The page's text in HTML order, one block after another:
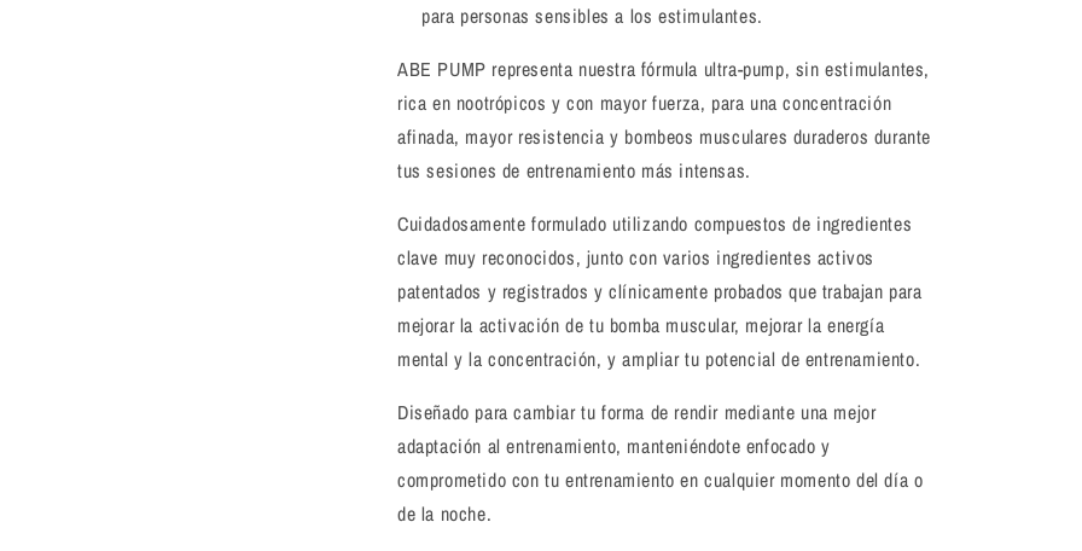
para personas sensibles a los estimulantes.
ABE PUMP representa nuestra fórmula ultra-pump, sin estimulantes,
rica en nootrópicos y con mayor fuerza, para una concentración
afinada, mayor resistencia y bombeos musculares duraderos durante
tus sesiones de entrenamiento más intensas.
Cuidadosamente formulado utilizando compuestos de ingredientes
clave muy reconocidos, junto con varios ingredientes activos
patentados y registrados y clínicamente probados que trabajan para
mejorar la activación de tu bomba muscular, mejorar la energía
mental y la concentración, y ampliar tu potencial de entrenamiento.
Diseñado para cambiar tu forma de rendir mediante una mejor
adaptación al entrenamiento, manteniéndote enfocado y
comprometido con tu entrenamiento en cualquier momento del día o
de la noche.